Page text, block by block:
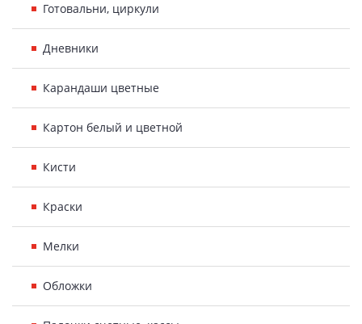
Готовальни, циркули
Дневники
Карандаши цветные
Картон белый и цветной
Кисти
Краски
Мелки
Обложки